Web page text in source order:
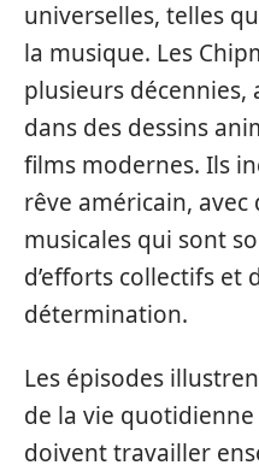
universelles, telles
la musique. Les
plusieurs décennies,
dans des dessins
films modernes. Ils
rêve américain,
musicales qui sont
d’efforts collectifs et
détermination.
Les épisodes
de la vie
doivent travailler